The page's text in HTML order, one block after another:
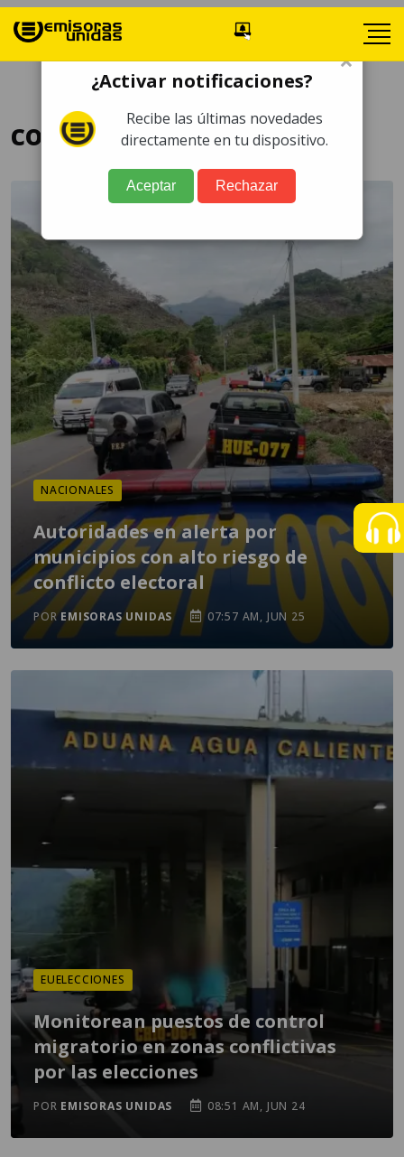
conflictividad electoral
NACIONALES
Autoridades en alerta por
municipios con alto riesgo de
conflicto electoral
POREMISORAS UNIDAS 07:57 AM, JUN 25
EUELECCIONES
Monitorean puestos de control
migratorio en zonas conflictivas
por las elecciones
POR EMISORAS UNIDAS 08:51 AM, JUN 24
×
¿Activar notificaciones?
Recibe las últimas novedades
directamente en tu dispositivo.
Aceptar Rechazar